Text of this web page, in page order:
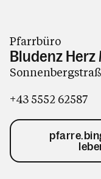
Pfarrbüro
Bludenz Herz
+43 5552 62587